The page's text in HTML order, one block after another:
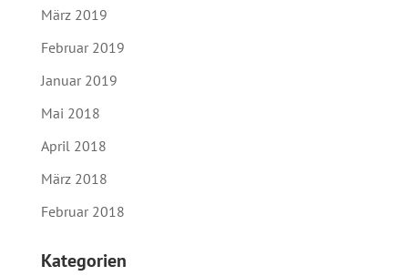
März 2019
Februar 2019
Januar 2019
Mai 2018
April 2018
März 2018
Februar 2018
Kategorien